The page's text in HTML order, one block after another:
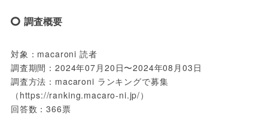
調査概要
対象：macaroni 読者
調査期間：2024年07月20日〜2024年08月03日
調査方法：macaroni ランキングで募集
（https://ranking.macaro-ni.jp/）
回答数：366票